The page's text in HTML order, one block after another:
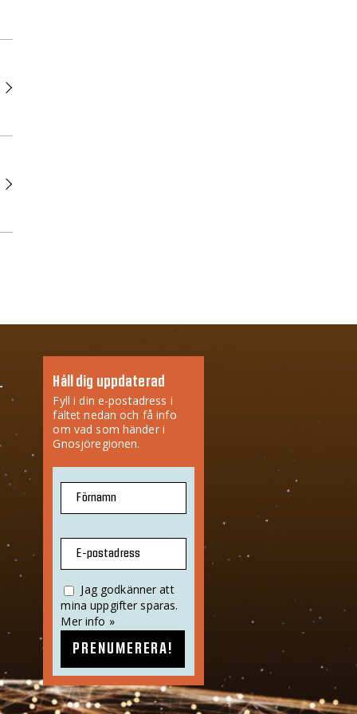
Håll dig uppdaterad
Fyll i din e-postadress i
fältet nedan och få info
om vad som händer i
Gnosjöregionen.
Förnamn
E-postadress
Jag godkänner att
mina uppgifter sparas.
Mer info »
PRENUMERERA!